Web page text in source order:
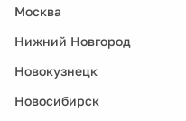
Москва
Нижний Новгород
Новокузнецк
Новосибирск